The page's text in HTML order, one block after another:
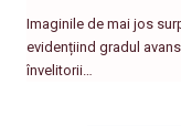
Imaginile de mai jos
evidențiind gradul
învelitorii…